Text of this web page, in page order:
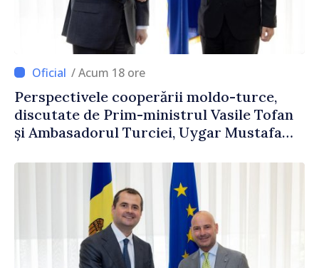
/ Acum 18 ore
Perspectivele cooperării moldo-turce,
discutate de Prim-ministrul Vasile Tofan
și Ambasadorul Turciei, Uygar Mustafa